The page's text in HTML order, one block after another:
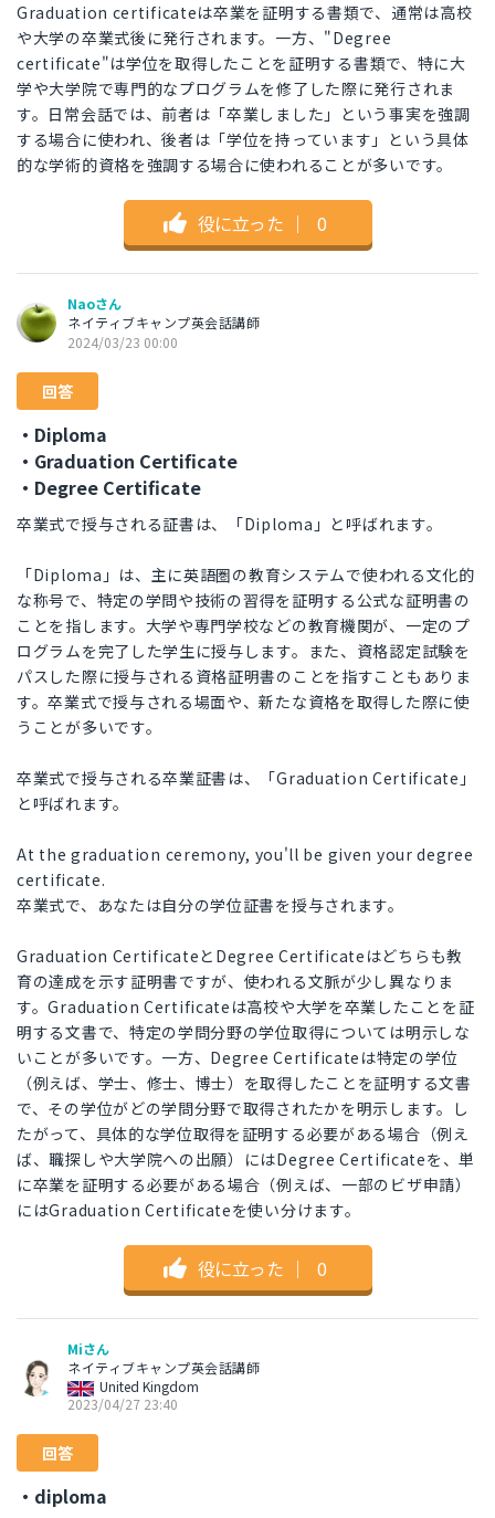
Graduation certificateは卒業を証明する書類で、通常は高校
や大学の卒業式後に発行されます。一方、"Degree
certificate"は学位を取得したことを証明する書類で、特に大
学や大学院で専門的なプログラムを修了した際に発行されま
す。日常会話では、前者は「卒業しました」という事実を強調
する場合に使われ、後者は「学位を持っています」という具体
的な学術的資格を強調する場合に使われることが多いです。
役に立った ｜ 0
Naoさん
ネイティブキャンプ英会話講師
2024/03/23 00:00
回答
・Diploma
・Graduation Certificate
・Degree Certificate
卒業式で授与される証書は、「Diploma」と呼ばれます。
「Diploma」は、主に英語圏の教育システムで使われる文化的
な称号で、特定の学問や技術の習得を証明する公式な証明書の
ことを指します。大学や専門学校などの教育機関が、一定のプ
ログラムを完了した学生に授与します。また、資格認定試験を
パスした際に授与される資格証明書のことを指すこともありま
す。卒業式で授与される場面や、新たな資格を取得した際に使
うことが多いです。
卒業式で授与される卒業証書は、「Graduation Certificate」
と呼ばれます。
At the graduation ceremony, you'll be given your degree
certificate.
卒業式で、あなたは自分の学位証書を授与されます。
Graduation CertificateとDegree Certificateはどちらも教
育の達成を示す証明書ですが、使われる文脈が少し異なりま
す。Graduation Certificateは高校や大学を卒業したことを証
明する文書で、特定の学問分野の学位取得については明示しな
いことが多いです。一方、Degree Certificateは特定の学位
（例えば、学士、修士、博士）を取得したことを証明する文書
で、その学位がどの学問分野で取得されたかを明示します。し
たがって、具体的な学位取得を証明する必要がある場合（例え
ば、職探しや大学院への出願）にはDegree Certificateを、単
に卒業を証明する必要がある場合（例えば、一部のビザ申請）
にはGraduation Certificateを使い分けます。
役に立った ｜ 0
Miさん
ネイティブキャンプ英会話講師
United Kingdom
2023/04/27 23:40
回答
・diploma